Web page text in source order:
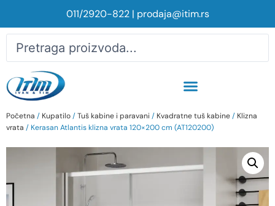
011/2920-822| prodaja@itim.rs
Početna / Kupatilo/Tuš kabine i paravani / Kvadratne tuš kabine/ Klizna
vrata / Kerasan Atlantis klizna vrata 120×200 cm (AT120200)